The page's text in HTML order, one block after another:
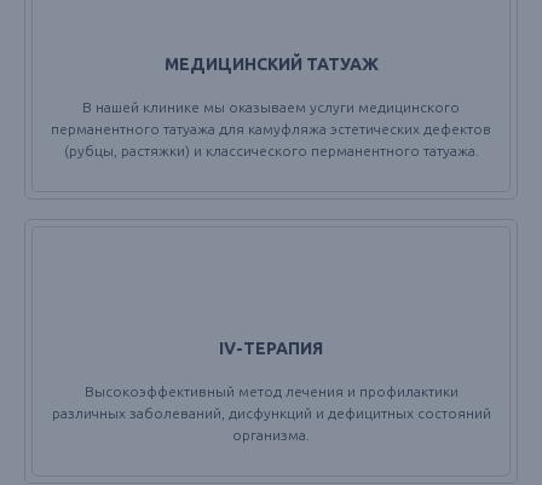
МЕДИЦИНСКИЙ ТАТУАЖ
В нашей клинике мы оказываем услуги медицинского
перманентного татуажа для камуфляжа эстетических дефектов
(рубцы, растяжки) и классического перманентного татуажа.
IV-ТЕРАПИЯ
Высокоэффективный метод лечения и профилактики
различных заболеваний, дисфункций и дефицитных состояний
организма.